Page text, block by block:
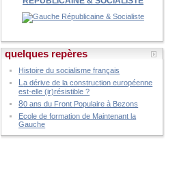
quelques repères
Histoire du socialisme français
La dérive de la construction européenne
est-elle (ir)résistible ?
80 ans du Front Populaire à Bezons
Ecole de formation de Maintenant la
Gauche